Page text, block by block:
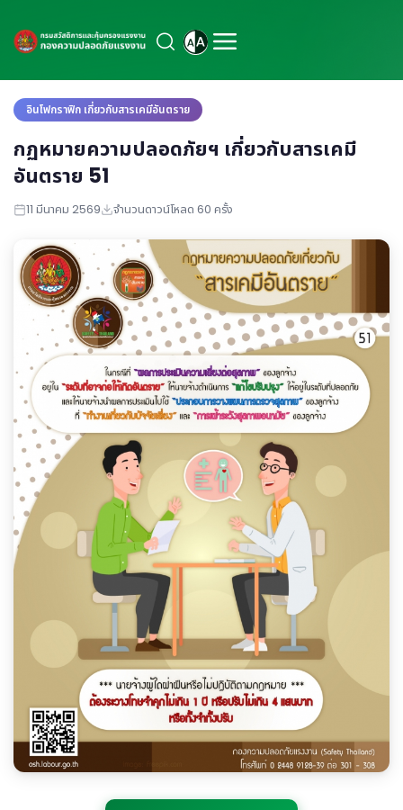
อินโฟกราฟิก เกี่ยวกับสารเคมีอันตราย
กฏหมายความปลอดภัยฯ เกี่ยวกับสารเคมี
อันตราย 51
11 มีนาคม 2569 จำนวนดาวน์โหลด 60 ครั้ง